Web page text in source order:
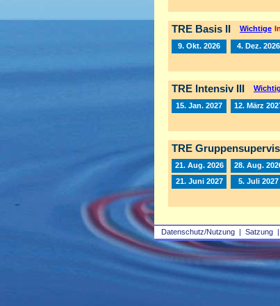
Datenschutz/Nutzung | Satzung |
TRE Basis II Wichtige
9. Okt. 2026 4. Dez. 2026
TRE Intensiv III
15. Jan. 2027 12. März
TRE
21. Aug. 2026 28. Aug.
21. Juni 2027
5. Juli 2027